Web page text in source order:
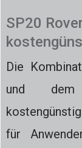
SP20
Die
und
für